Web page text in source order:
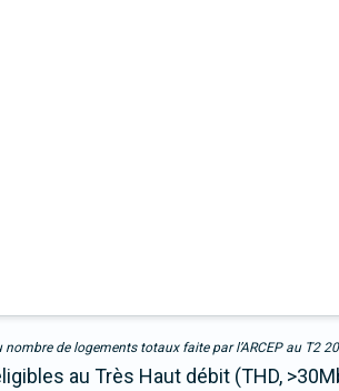
de logements totaux faite par l’ARCEP au T2
au Très Haut débit (THD,